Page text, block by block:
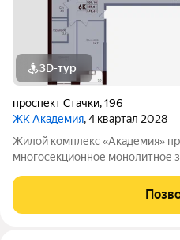
3D-тур
проспект Стачки,196
ЖК Академия, 4 квартал 2028
Жилой комплекс «Академия»
многосекционное монолитное
не осуществляется.
территории включает в себя